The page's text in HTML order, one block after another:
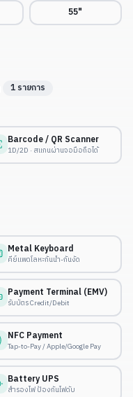
55"
1 รายการ
Barcode / QR Scanner
1D/2D · สแกนผ่านจอมือถือได้
Metal Keyboard
คีย์แพดโลหะกันน้ำ-กันงัด
Payment Terminal (EMV)
รับบัตร Credit/Debit
NFC Payment
Tap-to-Pay / Apple/Google Pay
Battery UPS
สำรองไฟ ป้องกันไฟดับ